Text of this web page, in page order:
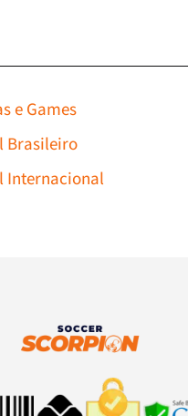
e Games
Brasileiro
Internacional